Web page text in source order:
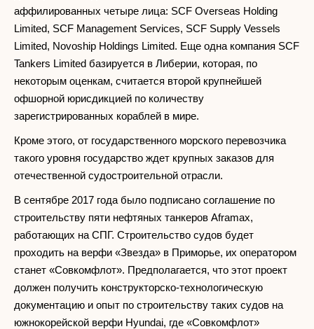
аффилированных четыре лица: SCF Overseas Holding
Limited, SCF Management Services, SCF Supply Vessels
Limited, Novoship Holdings Limited. Еще одна компания SCF
Tankers Limited базируется в Либерии, которая, по
некоторым оценкам, считается второй крупнейшей
офшорной юрисдикцией по количеству
зарегистрированных кораблей в мире.
Кроме этого, от государственного морского перевозчика
такого уровня государство ждет крупных заказов для
отечественной судостроительной отрасли.
В сентябре 2017 года было подписано соглашение по
строительству пяти нефтяных танкеров Aframax,
работающих на СПГ. Строительство судов будет
проходить на верфи «Звезда» в Приморье, их оператором
станет «Совкомфлот». Предполагается, что этот проект
должен получить конструкторско-технологическую
документацию и опыт по строительству таких судов на
южнокорейской верфи Hyundai, где «Совкомфлот»